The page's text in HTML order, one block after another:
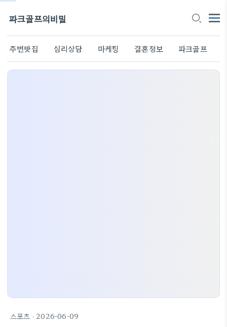
파크골프의비밀
주변맛집 심리상담 마케팅 결혼정보 파크골프
스포츠 · 2026-06-09